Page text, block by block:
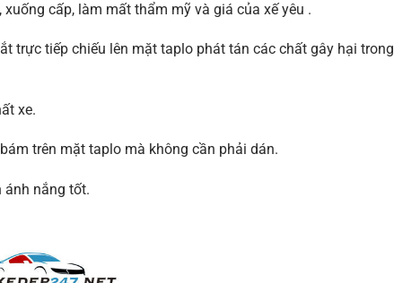
cấp, làm mất thẩm mỹ và giá của xế yêu .
trực tiếp chiếu lên mặt taplo phát tán các chất gây hại trong
xe.
trên mặt taplo mà không cần phải dán.
ánh nắng tốt.